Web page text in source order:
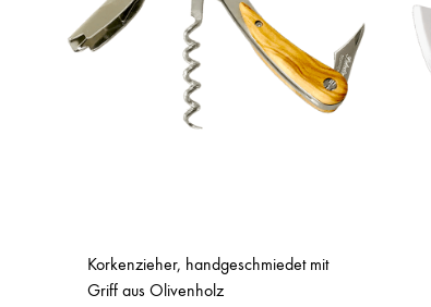
Korkenzieher, handgeschmiedet mit
Griff aus Olivenholz